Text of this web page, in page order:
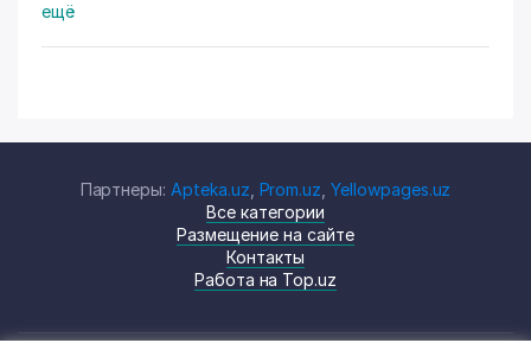
осмотрела. Там на стенах висят в рамках документы,
ещё
Партнеры: Apteka.uz Prom.uz ,Yellowpages.uz
Все категории
Размещение на сайте
Контакты
Работа на Top.uz